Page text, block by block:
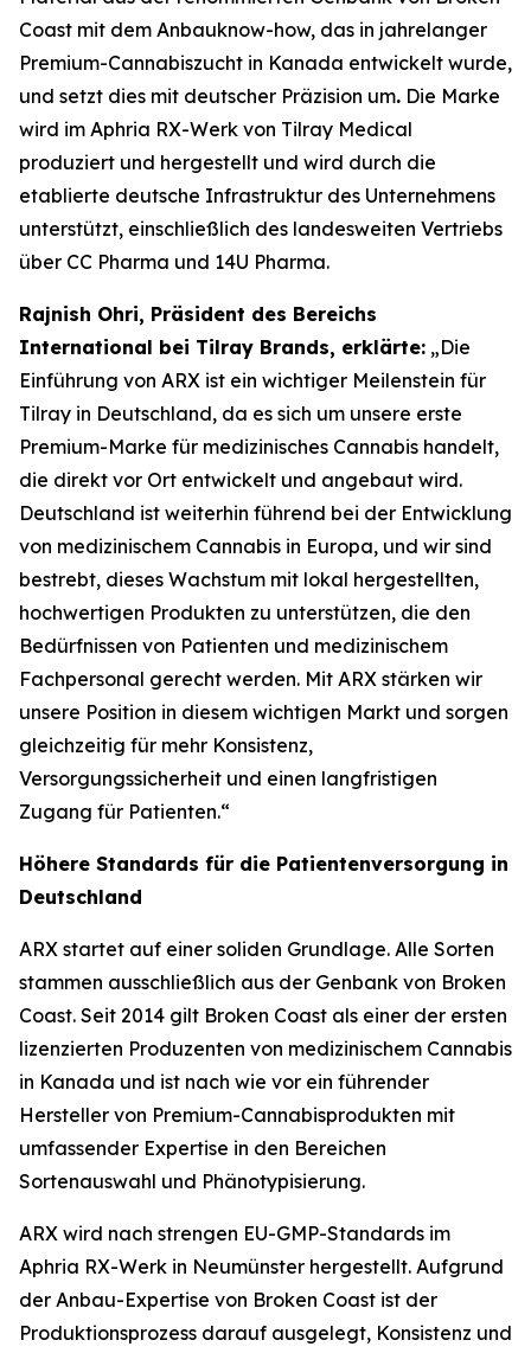
Coast mit dem Anbauknow-how, das in jahrelanger
Premium-Cannabiszucht in Kanada entwickelt wurde,
und setzt dies mit deutscher Präzision um. Die Marke
wird im Aphria RX-Werk von Tilray Medical
produziert und hergestellt und wird durch die
etablierte deutsche Infrastruktur des Unternehmens
unterstützt, einschließlich des landesweiten Vertriebs
über CC Pharma und 14U Pharma.
Rajnish Ohri, Präsident des Bereichs
International bei Tilray Brands, erklärte: „Die
Einführung von ARX ist ein wichtiger Meilenstein für
Tilray in Deutschland, da es sich um unsere erste
Premium-Marke für medizinisches Cannabis handelt,
die direkt vor Ort entwickelt und angebaut wird.
Deutschland ist weiterhin führend bei der Entwicklung
von medizinischem Cannabis in Europa, und wir sind
bestrebt, dieses Wachstum mit lokal hergestellten,
hochwertigen Produkten zu unterstützen, die den
Bedürfnissen von Patienten und medizinischem
Fachpersonal gerecht werden. Mit ARX stärken wir
unsere Position in diesem wichtigen Markt und sorgen
gleichzeitig für mehr Konsistenz,
Versorgungssicherheit und einen langfristigen
Zugang für Patienten.“
Höhere Standards für die Patientenversorgung in
Deutschland
ARX startet auf einer soliden Grundlage. Alle Sorten
stammen ausschließlich aus der Genbank von Broken
Coast. Seit 2014 gilt Broken Coast als einer der ersten
lizenzierten Produzenten von medizinischem Cannabis
in Kanada und ist nach wie vor ein führender
Hersteller von Premium-Cannabisprodukten mit
umfassender Expertise in den Bereichen
Sortenauswahl und Phänotypisierung.
ARX wird nach strengen EU-GMP-Standards im
Aphria RX-Werk in Neumünster hergestellt. Aufgrund
der Anbau-Expertise von Broken Coast ist der
Produktionsprozess darauf ausgelegt, Konsistenz und